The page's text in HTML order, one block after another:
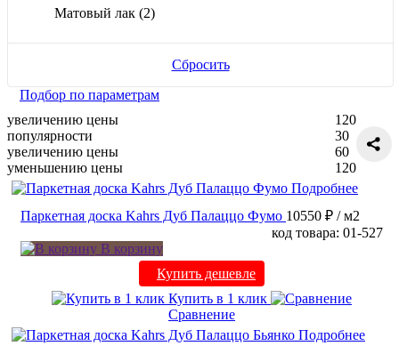
Матовый лак (2)
Сбросить
Подбор по параметрам
увеличению цены
популярности
увеличению цены
уменьшению цены
120
30
60
120
Подробнее
Паркетная доска Kahrs Дуб Палаццо Фумо 10550 ₽ / м2
код товара: 01-527
В корзину
Купить дешевле
Купить в 1 клик
Сравнение
Подробнее